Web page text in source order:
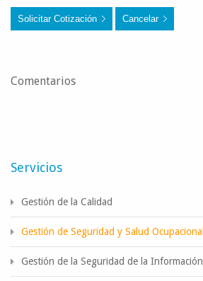
Solicitar Cotización Cancelar
Comentarios
Servicios
Gestión de la Calidad
Gestión de Seguridad y Salud Ocupacional
Gestión de la Seguridad de la Información